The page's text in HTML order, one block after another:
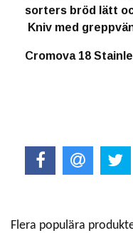
sorters bröd lätt
Kniv med
Cromova 18
Flera populära